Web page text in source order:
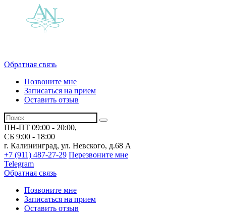
Обратная связь
Позвоните мне
Записаться на прием
Оставить отзыв
ПН-ПТ 09:00 - 20:00,
СБ 9:00 - 18:00
г. Калининград, ул. Невского, д.68 А
+7 (911) 487-27-29 Перезвоните мне
Telegram
Обратная связь
Позвоните мне
Записаться на прием
Оставить отзыв